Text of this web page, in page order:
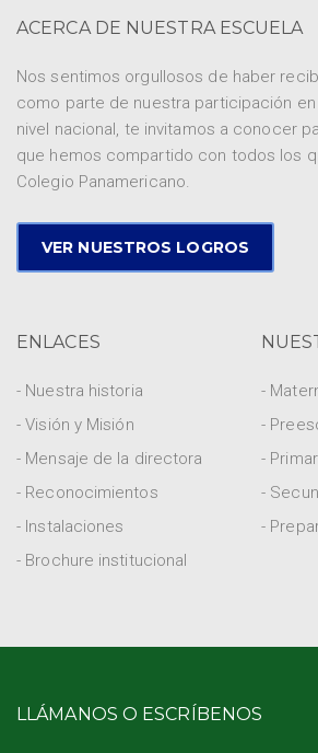
ACERCA DE NUESTRA ESCUELA
Nos sentimos orgullosos de haber
como parte de nuestra participación
nivel nacional, te invitamos a conocer
que hemos compartido con todos los
Colegio Panamericano.
VER NUESTROS LOGROS
ENLACES
- Nuestra historia
- Visión y Misión
- Mensaje de la directora
- Reconocimientos
- Instalaciones
- Brochure institucional
-
-
-
-
-
LLÁMANOS O ESCRÍBENOS